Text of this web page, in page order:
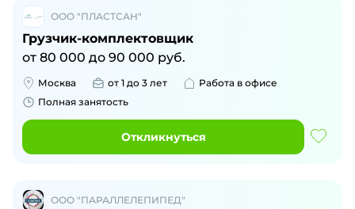
ООО "ПЛАСТСАН"
Грузчик-комплектовщик
от 80 000 до 90 000 руб.
Москва от 1 до 3 лет
Работа в офисе
Полная занятость
Откликнуться
ООО "ПАРАЛЛЕЛЕПИПЕД"